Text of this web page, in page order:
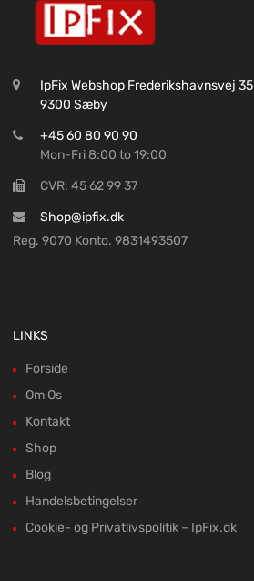
IpFix Webshop Frederikshavnsvej 35
9300 Sæby
+45 60 80 90 90
Mon-Fri 8:00 to 19:00
CVR: 45 62 99 37
Shop@ipfix.dk
Reg. 9070 Konto. 9831493507
LINKS
Forside
Om Os
Kontakt
Shop
Blog
Handelsbetingelser
Cookie- og Privatlivspolitik – IpFix.dk